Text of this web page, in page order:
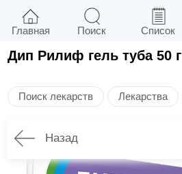
Дип Рилиф гель туба 50 г
Поиск лекарств Лекарства
Назад
Главная Поиск Список